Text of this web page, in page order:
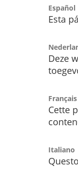
Español
Esta
Deze
Français
Cette
Italiano